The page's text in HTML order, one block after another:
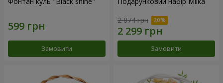
Замовити
2 874 грн
Замовити